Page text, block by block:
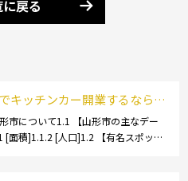
に戻る
キッチンカー開業するなら格
タル・リース！営業許可取得
解説！
市について1.1 【山形市の主なデー
[面積]1.1.2 [人口]1.2 【有名スポッ